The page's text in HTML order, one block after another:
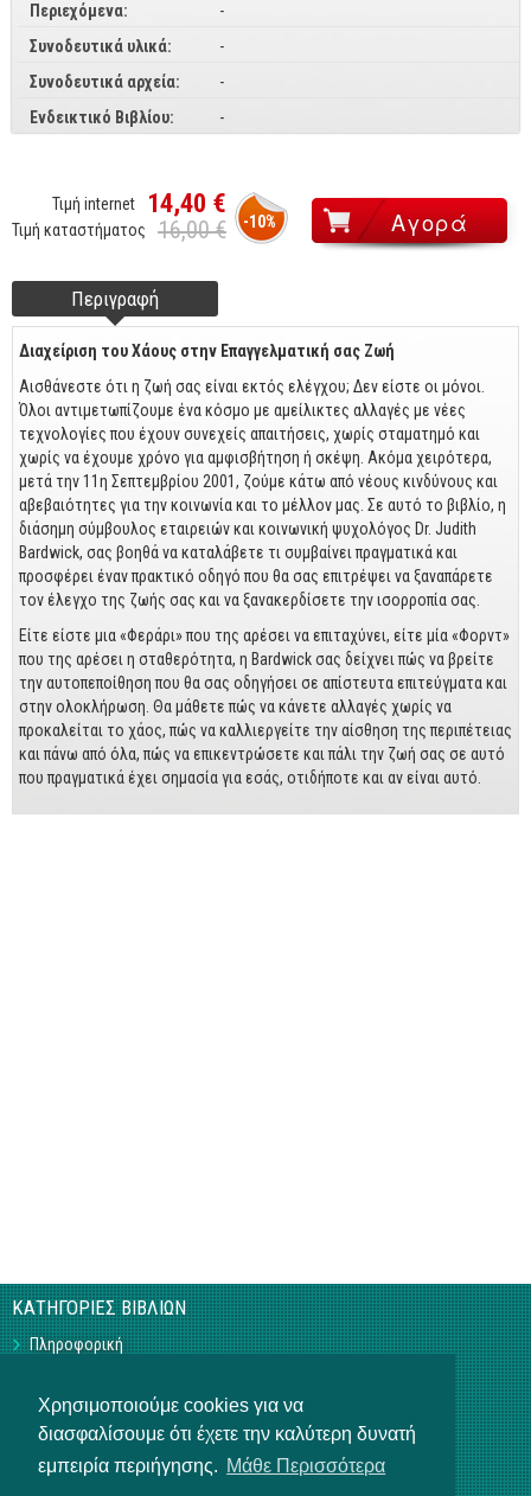
Χρησιμοποιούμε cookies για να
διασφαλίσουμε ότι έχετε την καλύτερη δυνατή
εμπειρία περιήγησης. Μάθε Περισσότερα
Maya
AutoCAD
Πολυμέσα - DTP
Πολυμέσα
Internet
Προγραμματισμός
Γενικά Θέματα
Business
Προσωπική Βελτίωση
Οικονομικά
Τεχνικά
Πολιτικών Μηχανικών
Αρχιτεκτόνων
Μηχανολόγων
Ιστορικά
Περιεχόμενα:
-
Συνοδευτικά υλικά:
-
Συνοδευτικά αρχεία:
-
Ενδεικτικό Βιβλίου:
-
-10%
Τιμή internet 14,40 €
Τιμή καταστήματος 16,00 €
Footer tabs
Περιγραφή
καρτέλα)
Διαχείριση του Χάους στην Επαγγελματική σας Ζωή
Αισθάνεστε ότι η ζωή σας είναι εκτός ελέγχου; Δεν είστε οι μόνοι.
Όλοι αντιμετωπίζουμε ένα κόσμο με αμείλικτες αλλαγές με νέες
τεχνολογίες που έχουν συνεχείς απαιτήσεις, χωρίς σταματημό και
χωρίς να έχουμε χρόνο για αμφισβήτηση ή σκέψη. Ακόμα χειρότερα,
μετά την 11η Σεπτεμβρίου 2001, ζούμε κάτω από νέους κινδύνους και
αβεβαιότητες για την κοινωνία και το μέλλον μας. Σε αυτό το βιβλίο, η
διάσημη σύμβουλος εταιρειών και κοινωνική ψυχολόγος Dr. Judith
Bardwick, σας βοηθά να καταλάβετε τι συμβαίνει πραγματικά και
προσφέρει έναν πρακτικό οδηγό που θα σας επιτρέψει να ξαναπάρετε
τον έλεγχο της ζωής σας και να ξανακερδίσετε την ισορροπία σας.
Είτε είστε μια «Φεράρι» που της αρέσει να επιταχύνει, είτε μία «Φορντ»
που της αρέσει η σταθερότητα, η Bardwick σας δείχνει πώς να βρείτε
την αυτοπεποίθηση που θα σας οδηγήσει σε απίστευτα επιτεύγματα και
στην ολοκλήρωση. Θα μάθετε πώς να κάνετε αλλαγές χωρίς να
προκαλείται το χάος, πώς να καλλιεργείτε την αίσθηση της περιπέτειας
και πάνω από όλα, πώς να επικεντρώσετε και πάλι την ζωή σας σε αυτό
που πραγματικά έχει σημασία για εσάς, οτιδήποτε και αν είναι αυτό.
ΚΑΤΗΓΟΡΙΕΣ ΒΙΒΛΙΩΝ
Πληροφορική
Γεωπονικά
Υπό Έκδοση
Η ΕΤΑΙΡΕΙΑ